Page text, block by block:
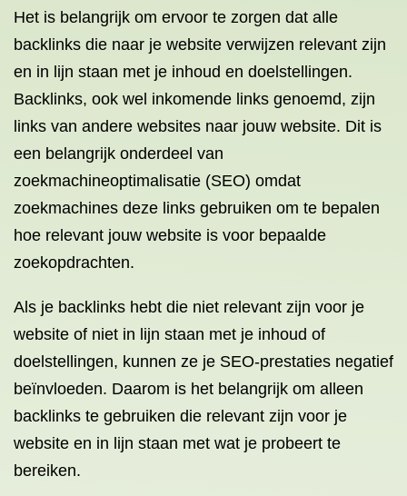
Het is belangrijk om ervoor te zorgen dat alle
backlinks die naar je website verwijzen relevant zijn
en in lijn staan met je inhoud en doelstellingen.
Backlinks, ook wel inkomende links genoemd, zijn
links van andere websites naar jouw website. Dit is
een belangrijk onderdeel van
zoekmachineoptimalisatie (SEO) omdat
zoekmachines deze links gebruiken om te bepalen
hoe relevant jouw website is voor bepaalde
zoekopdrachten.
Als je backlinks hebt die niet relevant zijn voor je
website of niet in lijn staan met je inhoud of
doelstellingen, kunnen ze je SEO-prestaties negatief
beïnvloeden. Daarom is het belangrijk om alleen
backlinks te gebruiken die relevant zijn voor je
website en in lijn staan met wat je probeert te
bereiken.